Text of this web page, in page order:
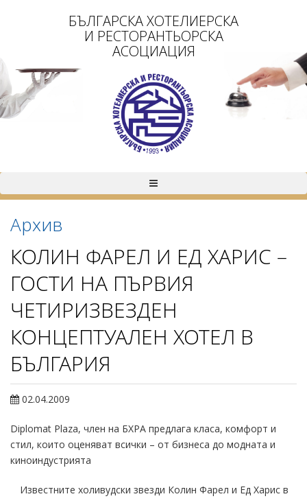
БЪЛГАРСКА ХОТЕЛИЕРСКА
И РЕСТОРАНТЬОРСКА
АСОЦИАЦИЯ
Архив
КОЛИН ФАРЕЛ И ЕД ХАРИС –
ГОСТИ НА ПЪРВИЯ
ЧЕТИРИЗВЕЗДЕН
КОНЦЕПТУАЛЕН ХОТЕЛ В
БЪЛГАРИЯ
02.04.2009
Diplomat Plaza, член на БХРА предлага класа, комфорт и
стил, които оценяват всички – от бизнеса до модната и
киноиндустрията
Известните холивудски звезди Колин Фарел и Ед Харис в